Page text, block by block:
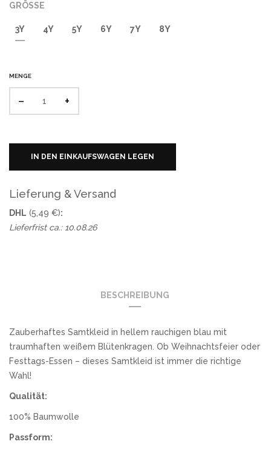
GRÖSSE
3Y 4Y 5Y 6Y 7Y 8Y
MENGE
− +
IN DEN EINKAUFSWAGEN LEGEN
Lieferung & Versand
DHL (5,49 €):
Lieferfrist ca.: 10.08.26
BESCHREIBUNG
Zauberhaftes Samtkleid in hellem rauchigen blau mit
traumhaften weißem Blütenkragen. Ob Weihnachtsfeier oder
Festtags-Essen – dieses Samtkleid ist immer die richtige
Wahl!
Qualität:
100% Baumwolle
Passform: